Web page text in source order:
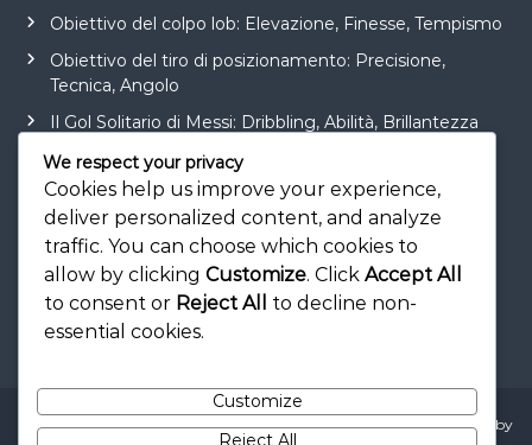
Obiettivo del colpo lob: Elevazione, Finesse, Tempismo
Obiettivo del tiro di posizionamento: Precisione,
Tecnica, Angolo
Il Gol Solitario di Messi: Dribbling, Abilità, Brillantezza
Tiro di piatto in porta: Controllo, Precisione, Tecnica
Obiettivo di rimbalzo nel calcio: Consapevolezza,
Posizionamento, Velocità
Copyright © 2026picenumtour.itAll rights reserved. Theme:Flash
by
We respect your privacy
Cookies help us improve your experience,
deliver personalized content, and analyze
traffic. You can choose which cookies to
allow by clicking Customize. Click Accept All
to consent or Reject All
to decline non-
essential cookies.
Customize
Reject All